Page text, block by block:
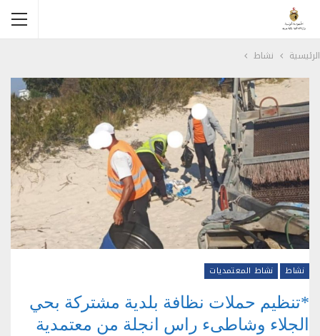
الرئيسية نشاط
نشاط نشاط المعتمديات
*تنظيم حملات نظافة بلدية مشتركة بحي
الجلاء وشاطىء راس انجلة من معتمدية